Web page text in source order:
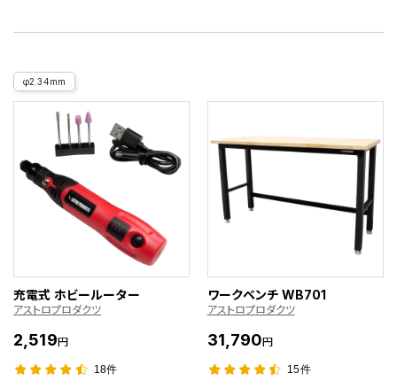
φ2.34mm
充電式 ホビールーター
アストロプロダクツ
2,519円
18件
ワークベンチ WB701
アストロプロダクツ
31,790円
15件